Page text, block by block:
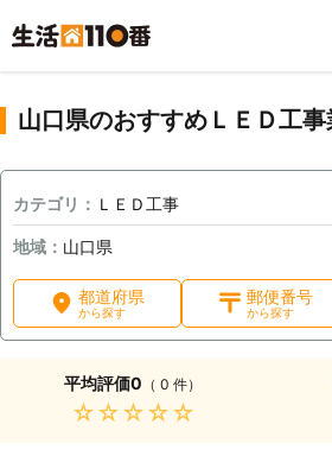
山口県のおすすめＬＥＤ工事
カテゴリ： ＬＥＤ工事
地域： 山口県
都道府県
から探す
郵便番号
から探す
平均評価0 （ 0 件）
★★★★★